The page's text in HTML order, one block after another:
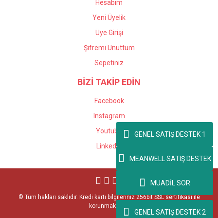
GENEL SATIŞ DESTEK 2
Hesabım
Yeni Üyelik
Üye Girişi
Şifremi Unuttum
Sepetiniz
BİZİ TAKİP EDİN
Facebook
Instagram
Youtube
Linkedin
© Tüm hakları saklıdır. Kredi kartı bilgileriniz 256bit SSL sertifikası ile
korunmaktadır.
GENEL SATIŞ DESTEK 1
MEANWELL SATIŞ DESTEK
MUADİL SOR